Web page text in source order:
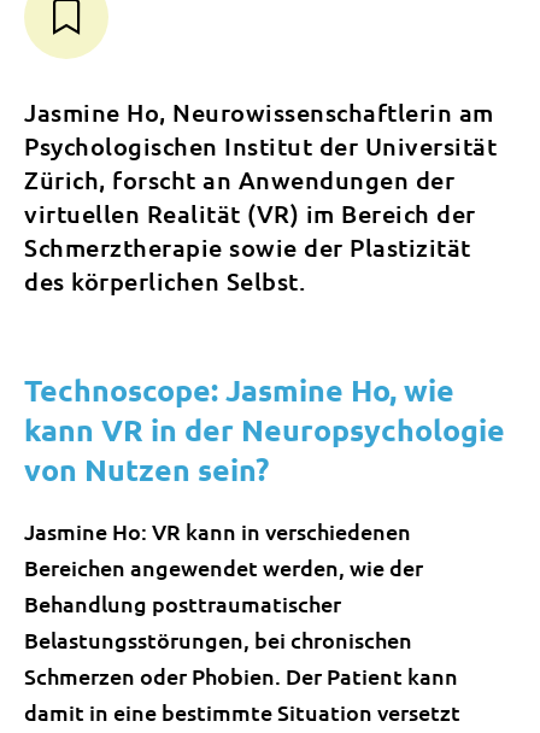
Jasmine Ho, Neurowissenschaftlerin am
Psychologischen Institut der Universität
Zürich, forscht an Anwendungen der
virtuellen Realität (VR) im Bereich der
Schmerztherapie sowie der Plastizität
des körperlichen Selbst.
Technoscope: Jasmine Ho, wie
kann VR in der Neuropsychologie
von Nutzen sein?
Jasmine Ho: VR kann in verschiedenen
Bereichen angewendet werden, wie der
Behandlung posttraumatischer
Belastungsstörungen, bei chronischen
Schmerzen oder Phobien. Der Patient kann
damit in eine bestimmte Situation versetzt